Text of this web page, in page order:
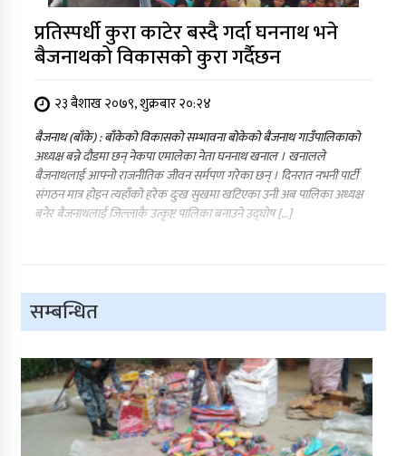
प्रतिस्पर्धी कुरा काटेर बस्दै गर्दा घननाथ भने
बैजनाथको विकासको कुरा गर्दैछन
२३ बैशाख २०७९, शुक्रबार २०:२४
बैजनाथ (बाँके) : बाँकेको विकासको सम्भावना बोकेको बैजनाथ गाउँपालिकाको
अध्यक्ष बन्ने दौडमा छन् नेकपा एमालेका नेता घननाथ खनाल । खनालले
बैजनाथलाई आफ्नो राजनीतिक जीवन सर्मपण गरेका छन् । दिनरात नभनी पार्टी
संगठन मात्र होइन त्यहाँको हरेक दुःख सुखमा खटिएका उनी अब पालिका अध्यक्ष
बनेर बैजनाथलाई जिल्लाकै उत्कृष्ट पालिका बनाउने उद्घोष […]
सम्बन्धित